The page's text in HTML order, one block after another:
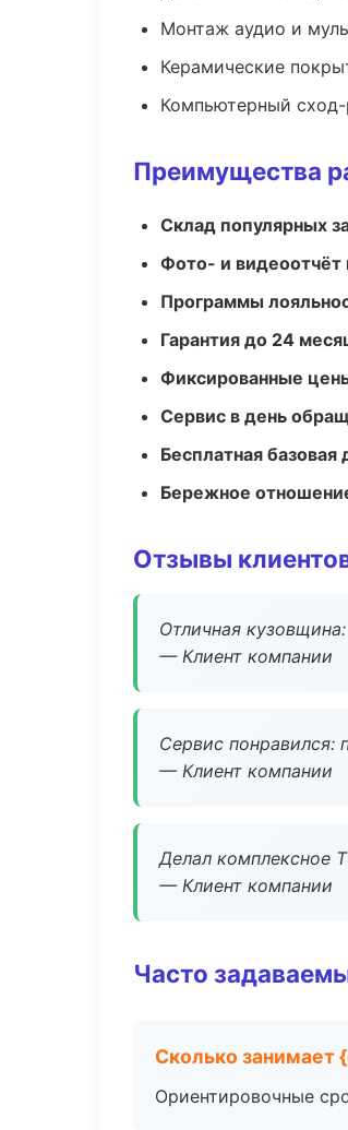
Монтаж аудио и
Керамические
Компьютерный сход-
Преимущества
Склад популярных
Фото- и
Программы
Гарантия до 24
Фиксированные
Сервис в день
Бесплатная базовая
Бережное
Отзывы
Отличная
— Клиент компании
Сервис понравился:
— Клиент компании
Делал комплексное
— Клиент компании
Часто
Сколько занимает
Ориентировочные